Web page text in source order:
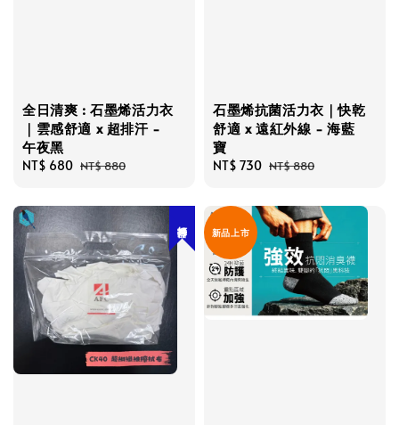
全日清爽 : 石墨烯活力衣
｜雲感舒適 x 超排汗 -
午夜黑
Sale
NT$ 680 Regular
NT$ 880
石墨烯抗菌活力衣｜快乾
舒適 x 遠紅外線 - 海藍
寶
Sale
NT$ 730 Regular
NT$ 880
新品上市